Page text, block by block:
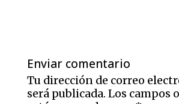
Enviar comentario
Tu dirección de correo
será publicada. Los campos